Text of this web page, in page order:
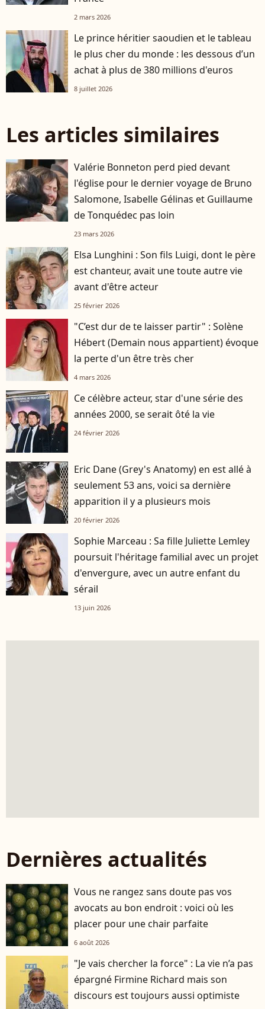
2 mars 2026
Le prince héritier saoudien et le tableau
le plus cher du monde : les dessous d’un
achat à plus de 380 millions d'euros
8 juillet 2026
Les articles similaires
Valérie Bonneton perd pied devant
l'église pour le dernier voyage de Bruno
Salomone, Isabelle Gélinas et Guillaume
de Tonquédec pas loin
23 mars 2026
Elsa Lunghini : Son fils Luigi, dont le père
est chanteur, avait une toute autre vie
avant d'être acteur
25 février 2026
"C’est dur de te laisser partir" : Solène
Hébert (Demain nous appartient) évoque
la perte d'un être très cher
4 mars 2026
Ce célèbre acteur, star d'une série des
années 2000, se serait ôté la vie
24 février 2026
Eric Dane (Grey's Anatomy) en est allé à
seulement 53 ans, voici sa dernière
apparition il y a plusieurs mois
20 février 2026
Sophie Marceau : Sa fille Juliette Lemley
poursuit l'héritage familial avec un projet
d'envergure, avec un autre enfant du
sérail
13 juin 2026
Dernières actualités
Vous ne rangez sans doute pas vos
avocats au bon endroit : voici où les
placer pour une chair parfaite
6 août 2026
"Je vais chercher la force" : La vie n’a pas
épargné Firmine Richard mais son
discours est toujours aussi optimiste